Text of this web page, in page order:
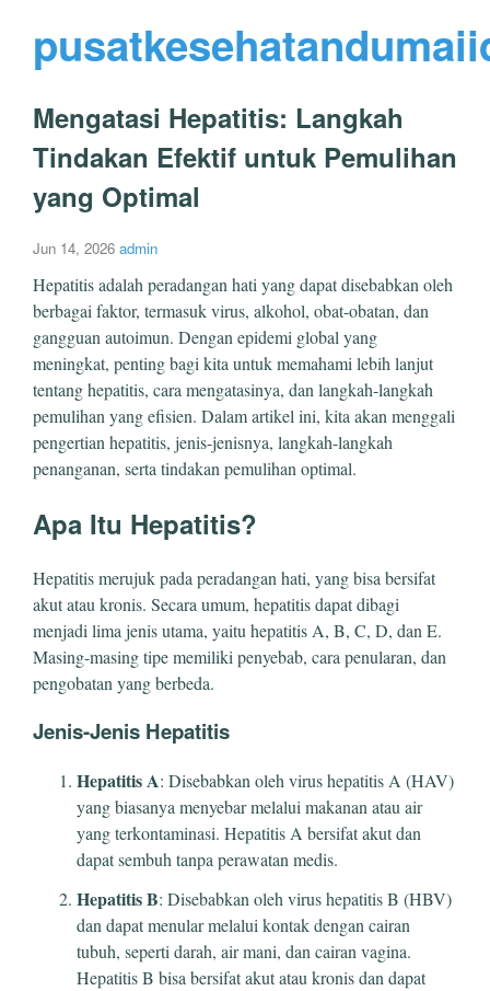
Mengatasi Hepatitis: Langkah
Tindakan Efektif untuk Pemulihan
yang Optimal
Jun 14, 2026 admin
Hepatitis adalah peradangan hati yang dapat disebabkan oleh
berbagai faktor, termasuk virus, alkohol, obat-obatan, dan
gangguan autoimun. Dengan epidemi global yang
meningkat, penting bagi kita untuk memahami lebih lanjut
tentang hepatitis, cara mengatasinya, dan langkah-langkah
pemulihan yang efisien. Dalam artikel ini, kita akan menggali
pengertian hepatitis, jenis-jenisnya, langkah-langkah
penanganan, serta tindakan pemulihan optimal.
Apa Itu Hepatitis?
Hepatitis merujuk pada peradangan hati, yang bisa bersifat
akut atau kronis. Secara umum, hepatitis dapat dibagi
menjadi lima jenis utama, yaitu hepatitis A, B, C, D, dan E.
Masing-masing tipe memiliki penyebab, cara penularan, dan
pengobatan yang berbeda.
Jenis-Jenis Hepatitis
Hepatitis A: Disebabkan oleh virus hepatitis A (HAV)
yang biasanya menyebar melalui makanan atau air
yang terkontaminasi. Hepatitis A bersifat akut dan
dapat sembuh tanpa perawatan medis.
Hepatitis B: Disebabkan oleh virus hepatitis B (HBV)
dan dapat menular melalui kontak dengan cairan
tubuh, seperti darah, air mani, dan cairan vagina.
Hepatitis B bisa bersifat akut atau kronis dan dapat